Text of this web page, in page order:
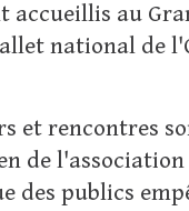
accueillis au
national de
et rencontres
de
des publics